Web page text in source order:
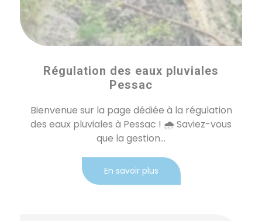
Régulation des eaux pluviales
Pessac
Bienvenue sur la page dédiée à la régulation
des eaux pluviales à Pessac ! 🌧️ Saviez-vous
que la gestion...
En savoir plus